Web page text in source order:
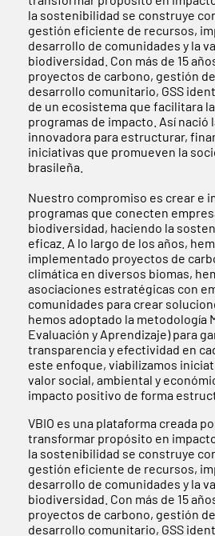
la sostenibilidad se construye
gestión eficiente de recursos,
desarrollo de comunidades y la
biodiversidad. Con más de 15
proyectos de carbono, gestión
desarrollo comunitario, GSS
de un ecosistema que facilitara
programas de impacto. Así nació
innovadora para estructurar,
iniciativas que promueven la
brasileña.
Nuestro compromiso es crear e
programas que conecten
biodiversidad, haciendo la
eficaz. A lo largo de los años,
implementado proyectos de
climática en diversos biomas,
asociaciones estratégicas con
comunidades para crear
hemos adoptado la metodología
Evaluación y Aprendizaje) para
transparencia y efectividad en
este enfoque, viabilizamos
valor social, ambiental y
impacto positivo de forma
VBIO es una plataforma creada
transformar propósito en
la sostenibilidad se construye
gestión eficiente de recursos,
desarrollo de comunidades y la
biodiversidad. Con más de 15
proyectos de carbono, gestión
desarrollo comunitario, GSS